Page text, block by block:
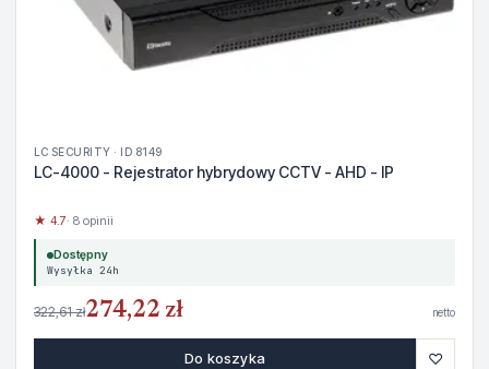
LC SECURITY · ID 8149
LC-4000 - Rejestrator hybrydowy CCTV - AHD - IP
★ 4.7· 8 opinii
Dostępny
Wysyłka 24h
322,61 zł274,22 zł netto
Do koszyka ♡